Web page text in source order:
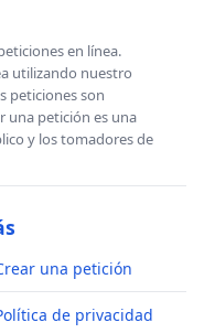
en línea.
utilizando nuestro
peticiones son
una petición es una
y los tomadores de
una petición
de privacidad